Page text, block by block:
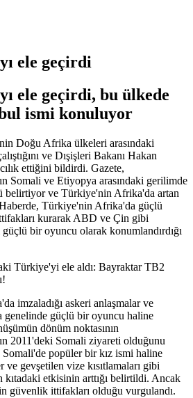
ele geçirdi
ele geçirdi, bu ülkede
ismi konuluyor
Doğu Afrika ülkeleri arasındaki
ve Dışişleri Bakanı Hakan
ettiğini bildirdi. Gazete,
Somali ve Etiyopya arasındaki gerilimde
belirtiyor ve Türkiye'nin Afrika'da artan
Türkiye'nin Afrika'da güçlü
kurarak ABD ve Çin gibi
bir oyuncu olarak konumlandırdığı
Türkiye'yi ele aldı: Bayraktar TB2
imzaladığı askeri anlaşmalar ve
genelinde güçlü bir oyuncu haline
dönüm noktasının
2011'deki Somali ziyareti olduğunu
popüler bir kız ismi haline
gevşetilen vize kısıtlamaları gibi
etkisinin arttığı belirtildi. Ancak
güvenlik ittifakları olduğu vurgulandı.